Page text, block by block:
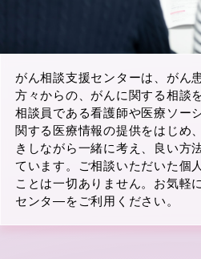
がん相談支援センターは、がん
方々からの、がんに関する相談
相談員である看護師や医療ソー
関する医療情報の提供をはじめ
きしながら一緒に考え、良い方
ています。ご相談いただいた個
ことは一切ありません。お気軽
センタ―をご利用ください。